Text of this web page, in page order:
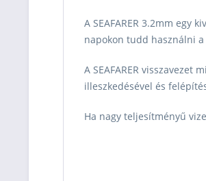
A SEAFARER 3.2mm
napokon tudd használni
A SEAFARER
illeszkedésével és
Ha nagy teljesítményű